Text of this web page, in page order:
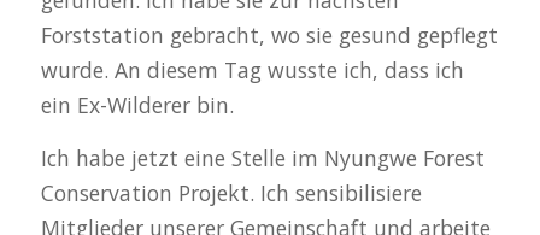
Forststation gebracht, wo sie gesund gepflegt
wurde. An diesem Tag wusste ich, dass ich
ein Ex-Wilderer bin.
Ich habe jetzt eine Stelle im Nyungwe Forest
Conservation Projekt. Ich sensibilisiere
Mitglieder unserer Gemeinschaft und arbeite